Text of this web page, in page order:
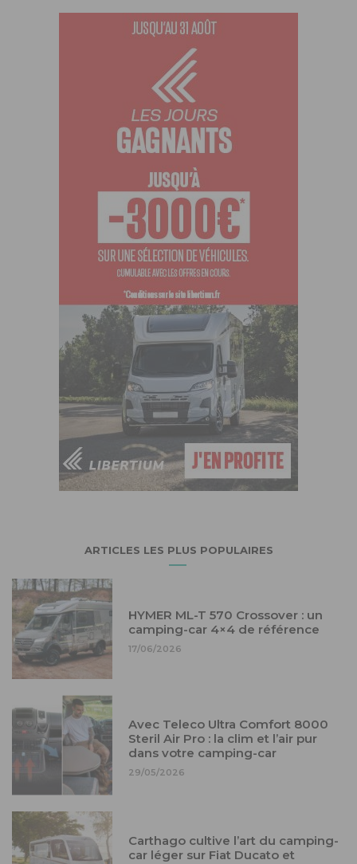
ARTICLES LES PLUS POPULAIRES
HYMER ML-T 570 Crossover : un
camping-car 4×4 de référence
17/06/2026
Avec Teleco Ultra Comfort 8000
Steril Air Pro : la clim et l’air pur
dans votre camping-car
29/05/2026
Carthago cultive l’art du camping-
car léger sur Fiat Ducato et